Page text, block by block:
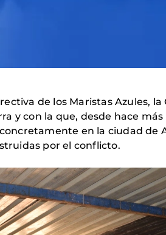
de los Maristas Azules,
y con la que, desde hace
en la ciudad de
por el conflicto.